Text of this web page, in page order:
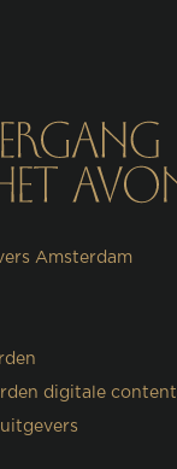
Amsterdam
digitale content